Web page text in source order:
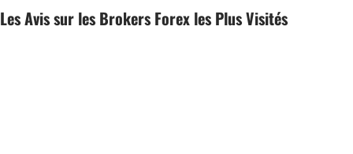
Les Avis sur les Brokers Forex les Plus Visités